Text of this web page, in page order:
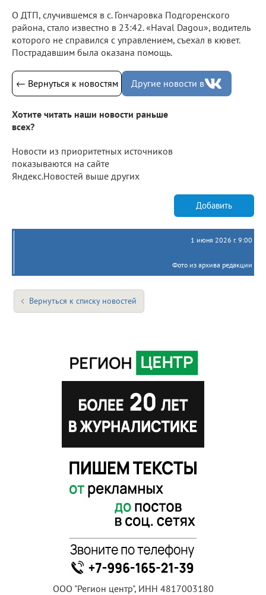
О ДТП, случившемся в с. Гончаровка Подгоренского
района, стало известно в 23:42. «Haval Dagou», водитель
которого не справился с управлением, съехал в кювет.
Пострадавшим была оказана помощь.
← Вернуться к новостям Другие новости в
Хотите читать наши новости раньше
всех?
Новости из приоритетных источников
показываются на сайте
Яндекс.Новостей выше других
Добавить
1 июня 2026 г. 9:00
Фото из архива редакции
Вернуться к списку новостей
ООО "Регион центр", ИНН 4817003180